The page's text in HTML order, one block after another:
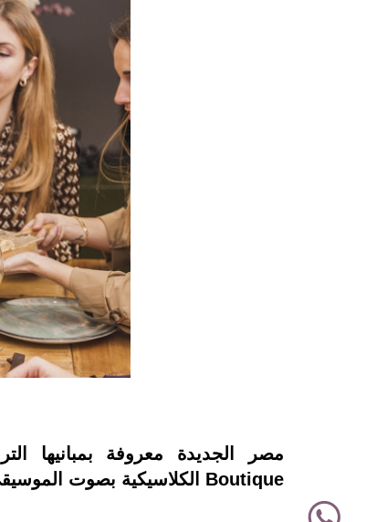
WhatsApp
instagram
Boutique الكلاسيكية بصوت الموسيقى الخارج منها والديكورات المميزة، التي تجعلك تريد زيارتها.